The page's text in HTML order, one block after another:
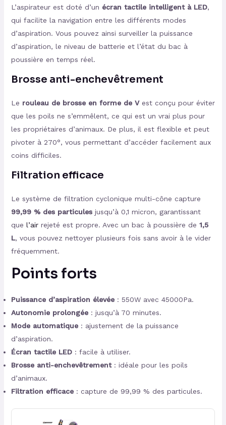
L’aspirateur est doté d’un écran tactile intelligent à LED,
qui facilite la navigation entre les différents modes
d’aspiration. Vous pouvez ainsi surveiller la puissance
d’aspiration, le niveau de batterie et l’état du bac à
poussière en temps réel.
Brosse anti-enchevêtrement
Le rouleau de brosse en forme de Vest conçu pour éviter
que les poils ne s’emmêlent, ce qui est un vrai plus pour
les propriétaires d’animaux. De plus, il est flexible et peut
pivoter à 270°, vous permettant d’accéder facilement aux
coins difficiles.
Filtration efficace
Le système de filtration cyclonique multi-cône capture
99,99 % des particulesjusqu’à 0,1 micron, garantissant
que l’airrejeté est propre. Avec un bac à poussière de 1,5
L, vous pouvez nettoyer plusieurs fois sans avoir à le vider
fréquemment.
Points forts
Puissance d’aspiration élevée: 550W avec 45000Pa.
Autonomie prolongée: jusqu’à 70 minutes.
Mode automatique: ajustement de la puissance
d’aspiration.
Écran tactile LED: facile à utiliser.
Brosse anti-enchevêtrement: idéale pour les poils
d’animaux.
Filtration efficace: capture de 99,99 % des particules.